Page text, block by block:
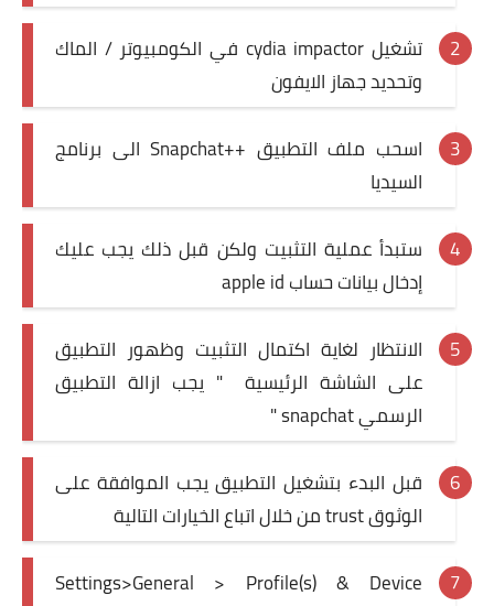
تشغيل cydia impactor في الكومبيوتر / الماك
وتحديد جهاز الايفون
اسحب ملف التطبيق ++Snapchat الى برنامج
السيديا
ستبدأ عملية التثبيت ولكن قبل ذلك يجب عليك
إدخال بيانات حساب apple id
الانتظار لغاية اكتمال التثبيت وظهور التطبيق
على الشاشة الرئيسية " يجب ازالة التطبيق
الرسمي snapchat "
قبل البدء بتشغيل التطبيق يجب الموافقة على
الوثوق trust من خلال اتباع الخيارات التالية
Settings>General > Profile(s) & Device